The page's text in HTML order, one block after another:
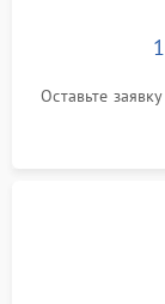
защиты от
Поломка
Оставьте